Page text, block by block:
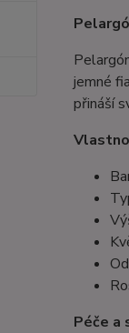
jemné
přináší
Péče a